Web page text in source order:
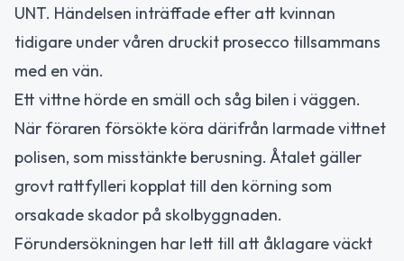
UNT. Händelsen inträffade efter att kvinnan
tidigare under våren druckit prosecco tillsammans
med en vän.
Ett vittne hörde en smäll och såg bilen i väggen.
När föraren försökte köra därifrån larmade vittnet
polisen, som misstänkte berusning. Åtalet gäller
grovt rattfylleri kopplat till den körning som
orsakade skador på skolbyggnaden.
Förundersökningen har lett till att åklagare väckt